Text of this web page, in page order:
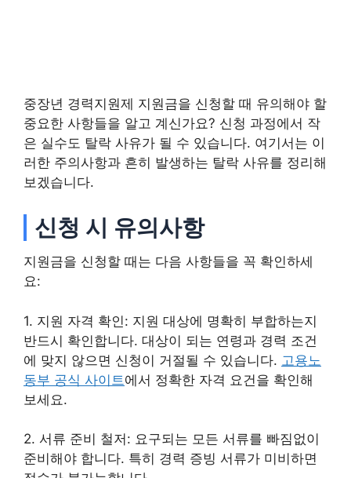
중장년 경력지원제 지원금을 신청할 때 유의해야 할
중요한 사항들을 알고 계신가요? 신청 과정에서 작
은 실수도 탈락 사유가 될 수 있습니다. 여기서는 이
러한 주의사항과 흔히 발생하는 탈락 사유를 정리해
보겠습니다.
신청 시 유의사항
지원금을 신청할 때는 다음 사항들을 꼭 확인하세
요:
1. 지원 자격 확인: 지원 대상에 명확히 부합하는지
반드시 확인합니다. 대상이 되는 연령과 경력 조건
에 맞지 않으면 신청이 거절될 수 있습니다. 고용노
동부 공식 사이트 에서 정확한 자격 요건을 확인해
보세요.
2. 서류 준비 철저: 요구되는 모든 서류를 빠짐없이
준비해야 합니다. 특히 경력 증빙 서류가 미비하면